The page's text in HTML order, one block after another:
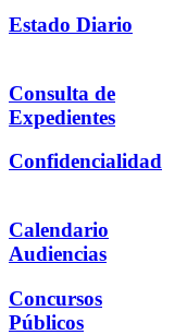
Estado Diario
Consulta de
Expedientes
Confidencialidad
Calendario
Audiencias
Concursos
Públicos